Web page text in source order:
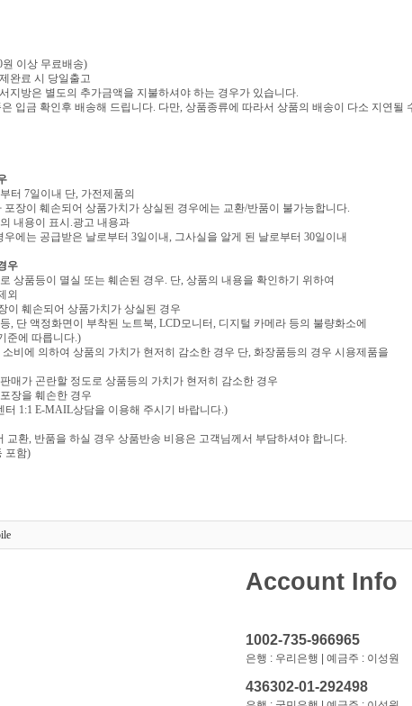
원 이상 무료배송)
완료 시 당일출고
지방은 별도의 추가금액을 지불하셔야 하는 경우가 있습니다.
입금 확인후 배송해 드립니다. 다만, 상품종류에 따라서 상품의 배송이 다소 지연될
터 7일이내 단, 가전제품의
장이 훼손되어 상품가치가 상실된 경우에는 교환/반품이 불가능합니다.
내용이 표시.광고 내용과
에는 공급받은 날로부터 3일이내, 그사실을 알게 된 날로부터 30일이내
우
상품등이 멸실 또는 훼손된 경우. 단, 상품의 내용을 확인하기 위하여
외
이 훼손되어 상품가치가 상실된 경우
, 단 액정화면이 부착된 노트북, LCD모니터, 디지털 카메라 등의 불량화소에
준에 따릅니다.)
비에 의하여 상품의 가치가 현저히 감소한 경우 단, 화장품등의 경우 시용제품을
매가 곤란할 정도로 상품등의 가치가 현저히 감소한 경우
장을 훼손한 경우
터 1:1 E-MAIL상담을 이용해 주시기 바랍니다.)
환, 반품을 하실 경우 상품반송 비용은 고객님께서 부담하셔야 합니다.
포함)
Account Info
1002-735-966965
은행 : 우리은행 | 예금주 : 이성원
436302-01-292498